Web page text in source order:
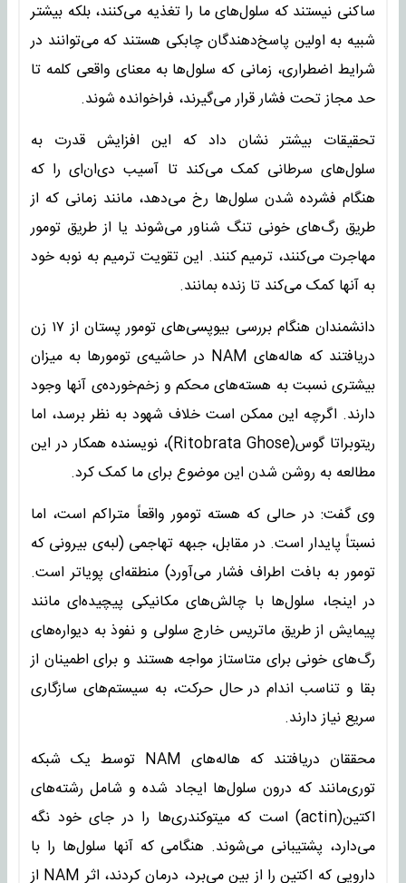
ساکنی نیستند که سلول‌های ما را تغذیه می‌کنند، بلکه بیشتر
شبیه به اولین پاسخ‌دهندگان چابکی هستند که می‌توانند در
شرایط اضطراری، زمانی که سلول‌ها به معنای واقعی کلمه تا
حد مجاز تحت فشار قرار می‌گیرند، فراخوانده شوند.
تحقیقات بیشتر نشان داد که این افزایش قدرت به
سلول‌های سرطانی کمک می‌کند تا آسیب دی‌ان‌ای را که
هنگام فشرده شدن سلول‌ها رخ می‌دهد، مانند زمانی که از
طریق رگ‌های خونی تنگ شناور می‌شوند یا از طریق تومور
مهاجرت می‌کنند، ترمیم کنند. این تقویت ترمیم به نوبه خود
به آنها کمک می‌کند تا زنده بمانند.
دانشمندان هنگام بررسی بیوپسی‌های تومور پستان از ۱۷ زن
دریافتند که هاله‌های NAM در حاشیه‌ی تومورها به میزان
بیشتری نسبت به هسته‌های محکم و زخم‌خورده‌ی آنها وجود
دارند. اگرچه این ممکن است خلاف شهود به نظر برسد، اما
ریتوبراتا گوس(Ritobrata Ghose)، نویسنده‌ همکار در این
مطالعه به روشن شدن این موضوع برای ما کمک کرد.
وی گفت: در حالی که هسته‌ تومور واقعاً متراکم است، اما
نسبتاً پایدار است. در مقابل، جبهه‌ تهاجمی (لبه‌ی بیرونی که
تومور به بافت اطراف فشار می‌آورد) منطقه‌ای پویاتر است.
در اینجا، سلول‌ها با چالش‌های مکانیکی پیچیده‌ای مانند
پیمایش از طریق ماتریس خارج سلولی و نفوذ به دیواره‌های
رگ‌های خونی برای متاستاز مواجه هستند و برای اطمینان از
بقا و تناسب اندام در حال حرکت، به سیستم‌های سازگاری
سریع نیاز دارند.
محققان دریافتند که هاله‌های NAM توسط یک شبکه‌
توری‌مانند که درون سلول‌ها ایجاد شده و شامل رشته‌های
اکتین(actin) است که میتوکندری‌ها را در جای خود نگه
می‌دارد، پشتیبانی می‌شوند. هنگامی که آنها سلول‌ها را با
دارویی که اکتین را از بین می‌برد، درمان کردند، اثر NAM از